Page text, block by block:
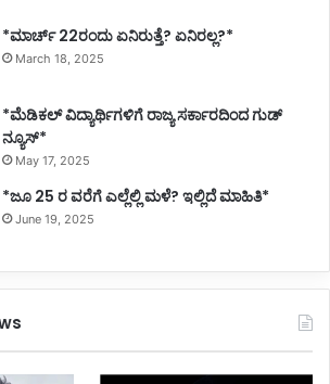
*ಮಾರ್ಚ್ 22ರಂದು ಏನಿರುತ್ತೆ? ಏನಿರಲ್ಲ?*
March 18, 2025
*ಮೆಡಿಕಲ್ ವಿದ್ಯಾರ್ಥಿಗಳಿಗೆ ರಾಜ್ಯ ಸರ್ಕಾರದಿಂದ ಗುಡ್
ನ್ಯೂಸ್*
May 17, 2025
*ಜೂ 25 ರ ವರೆಗೆ ಎಲ್ಲೆಲ್ಲಿ ಮಳೆ? ಇಲ್ಲಿದೆ ಮಾಹಿತಿ*
June 19, 2025